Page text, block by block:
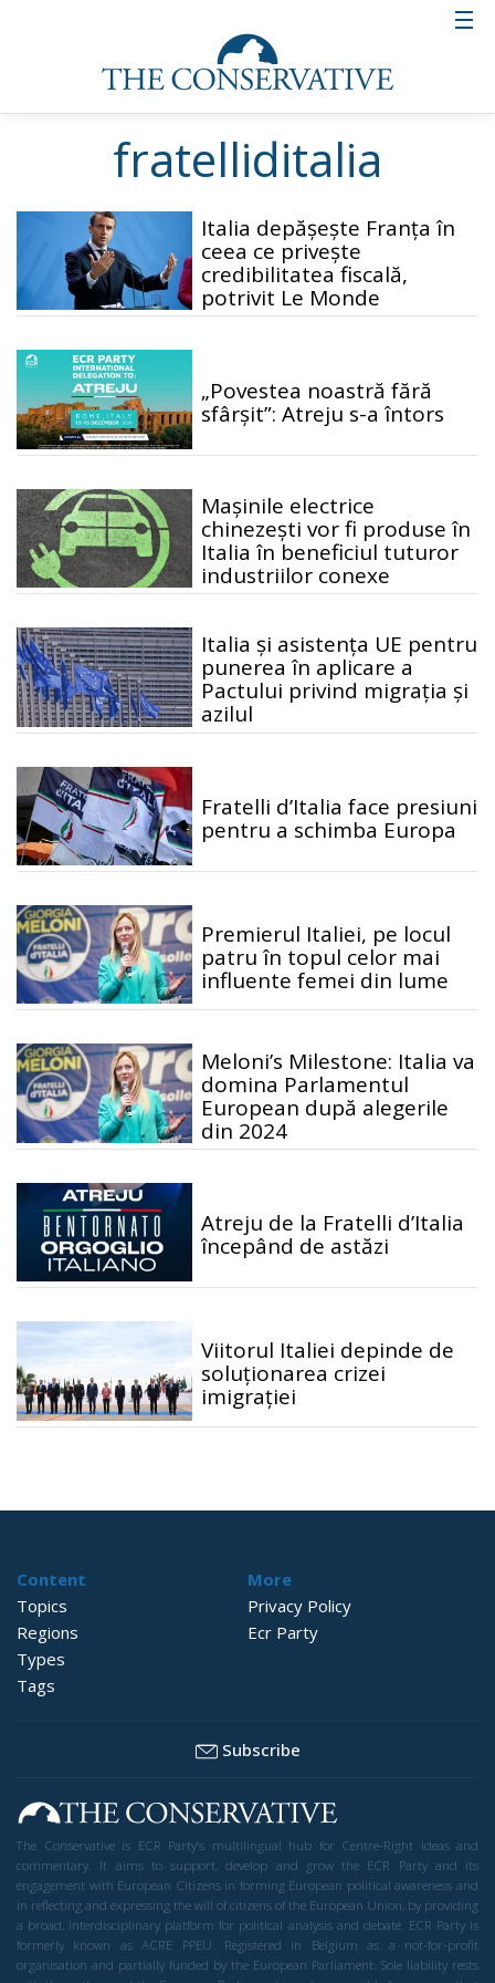
fratelliditalia
Italia depășește Franța în
ceea ce privește
credibilitatea fiscală,
potrivit Le Monde
„Povestea noastră fără
sfârșit”: Atreju s-a întors
Mașinile electrice
chinezești vor fi produse în
Italia în beneficiul tuturor
industriilor conexe
Italia și asistența UE pentru
punerea în aplicare a
Pactului privind migrația și
azilul
Fratelli d’Italia face presiuni
pentru a schimba Europa
Premierul Italiei, pe locul
patru în topul celor mai
influente femei din lume
Meloni’s Milestone: Italia va
domina Parlamentul
European după alegerile
din 2024
Atreju de la Fratelli d’Italia
începând de astăzi
Viitorul Italiei depinde de
soluționarea crizei
imigrației
Content
Topics
Regions
Types
Tags
More
Privacy Policy
Ecr Party
Subscribe
The Conservative is ECR Party’s multilingual hub for Centre-Right ideas and
commentary. It aims to support, develop and grow the ECR Party and its
engagement with European Citizens in forming European political awareness and
in reflecting and expressing the will of citizens of the European Union, by providing
a broad, interdisciplinary platform for political analysis and debate. ECR Party is
formerly known as ACRE PPEU. Registered in Belgium as a not-for-profit
organisation and partially funded by the European Parliament. Sole liability rests